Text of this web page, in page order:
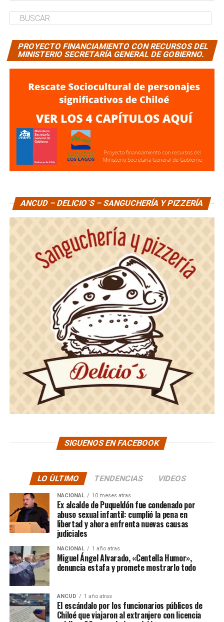
PROYECTO FINANCIAMIENTO CON RECURSOS DEL
MINISTERIO SECRETARÍA GENERAL DE GOBIERNO.
ANCUD – DELICIO´S – SANGUCHERÍA Y PIZZERÍA
SIGUENOS EN FACEBOOK
LO ÙLTIMO TENDENCIAS VIDEOS
NACIONAL 10 meses atras
Ex alcalde de Puqueldón fue condenado por
abuso sexual infantil: cumplió la pena en
libertad y ahora enfrenta nuevas causas
judiciales
NACIONAL 1 año atras
Miguel Ángel Alvarado, «Centella Humor»,
denuncia estafa y promete mostrarlo todo
ANCUD 1 año atras
El escándalo por los funcionarios públicos de
Chiloé que viajaron al extranjero con licencia